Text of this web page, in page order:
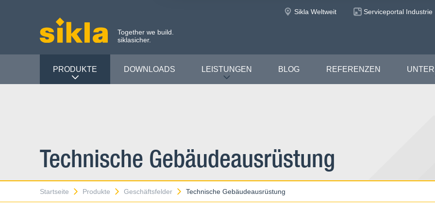
Together we build.
siklasicher.
Sikla Weltweit Serviceportal Industrie
PRODUKTE DOWNLOADS LEISTUNGEN BLOG REFERENZEN
Technische Gebäudeausrüstung
Startseite Produkte Geschäftsfelder Technische Gebäudeausrüstung